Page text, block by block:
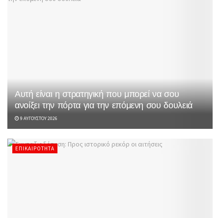
Αυτή είναι η στρατηγική που μπορεί να σου
ανοίξει την πόρτα για την επόμενη σου δουλειά
9 ΑΥΓΟΎΣΤΟΥ 2026
ΕΠΙΚΑΙΡΌΤΗΤΑ